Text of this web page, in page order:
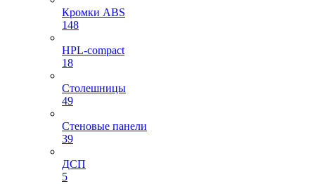
Кромки ABS
148
HPL-compact
18
Столешницы
49
Стеновые панели
39
ДСП
5